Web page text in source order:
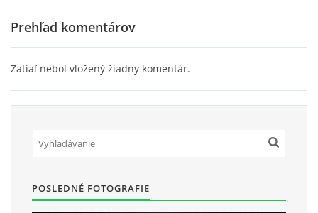
Prehľad komentárov
Zatiaľ nebol vložený žiadny komentár.
POSLEDNÉ FOTOGRAFIE